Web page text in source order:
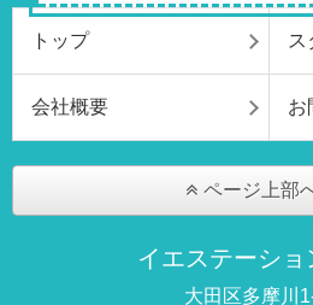
トップ ス
会社概要 お
ページ上部
イエステーシ
大田区多摩川